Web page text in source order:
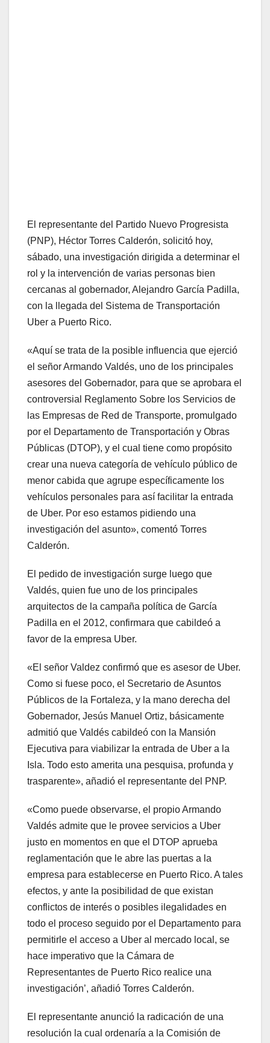
El representante del Partido Nuevo Progresista
(PNP), Héctor Torres Calderón, solicitó hoy,
sábado, una investigación dirigida a determinar el
rol y la intervención de varias personas bien
cercanas al gobernador, Alejandro García Padilla,
con la llegada del Sistema de Transportación
Uber a Puerto Rico.
«Aquí se trata de la posible influencia que ejerció
el señor Armando Valdés, uno de los principales
asesores del Gobernador, para que se aprobara el
controversial Reglamento Sobre los Servicios de
las Empresas de Red de Transporte, promulgado
por el Departamento de Transportación y Obras
Públicas (DTOP), y el cual tiene como propósito
crear una nueva categoría de vehículo público de
menor cabida que agrupe específicamente los
vehículos personales para así facilitar la entrada
de Uber. Por eso estamos pidiendo una
investigación del asunto», comentó Torres
Calderón.
El pedido de investigación surge luego que
Valdés, quien fue uno de los principales
arquitectos de la campaña política de García
Padilla en el 2012, confirmara que cabildeó a
favor de la empresa Uber.
«El señor Valdez confirmó que es asesor de Uber.
Como si fuese poco, el Secretario de Asuntos
Públicos de la Fortaleza, y la mano derecha del
Gobernador, Jesús Manuel Ortiz, básicamente
admitió que Valdés cabildeó con la Mansión
Ejecutiva para viabilizar la entrada de Uber a la
Isla. Todo esto amerita una pesquisa, profunda y
trasparente», añadió el representante del PNP.
«Como puede observarse, el propio Armando
Valdés admite que le provee servicios a Uber
justo en momentos en que el DTOP aprueba
reglamentación que le abre las puertas a la
empresa para establecerse en Puerto Rico. A tales
efectos, y ante la posibilidad de que existan
conflictos de interés o posibles ilegalidades en
todo el proceso seguido por el Departamento para
permitirle el acceso a Uber al mercado local, se
hace imperativo que la Cámara de
Representantes de Puerto Rico realice una
investigación’, añadió Torres Calderón.
El representante anunció la radicación de una
resolución la cual ordenaría a la Comisión de